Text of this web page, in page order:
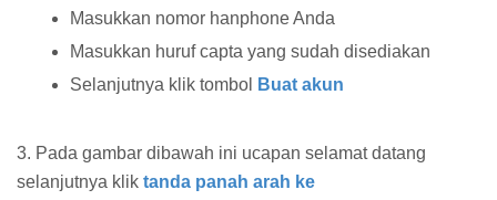
Masukkan nomor hanphone Anda
Masukkan huruf capta yang sudah disediakan
Selanjutnya klik tombol
Buat akun
3. Pada gambar dibawah ini ucapan selamat datang
selanjutnya klik tanda panah arah ke